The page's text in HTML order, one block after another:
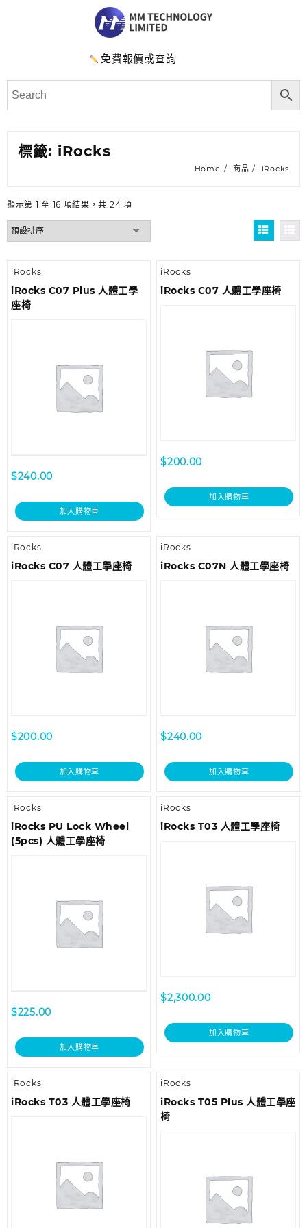
免費報價或查詢
標籤: iRocks
Home 商品 iRocks
顯示第 1 至 16 項結果，共 24 項
iRocks
iRocks C07 Plus 人體工學
座椅
$240.00
加入購物車
iRocks
iRocks C07 人體工學座椅
$200.00
加入購物車
iRocks
iRocks C07 人體工學座椅
$200.00
加入購物車
iRocks
iRocks C07N 人體工學座椅
$240.00
加入購物車
iRocks
iRocks PU Lock Wheel
(5pcs) 人體工學座椅
$225.00
加入購物車
iRocks
iRocks T03 人體工學座椅
$2,300.00
加入購物車
iRocks
iRocks T03 人體工學座椅
iRocks
iRocks T05 Plus 人體工學座
椅